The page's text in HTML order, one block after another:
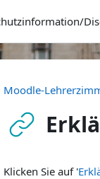
Moodle-
Klicken Sie auf '